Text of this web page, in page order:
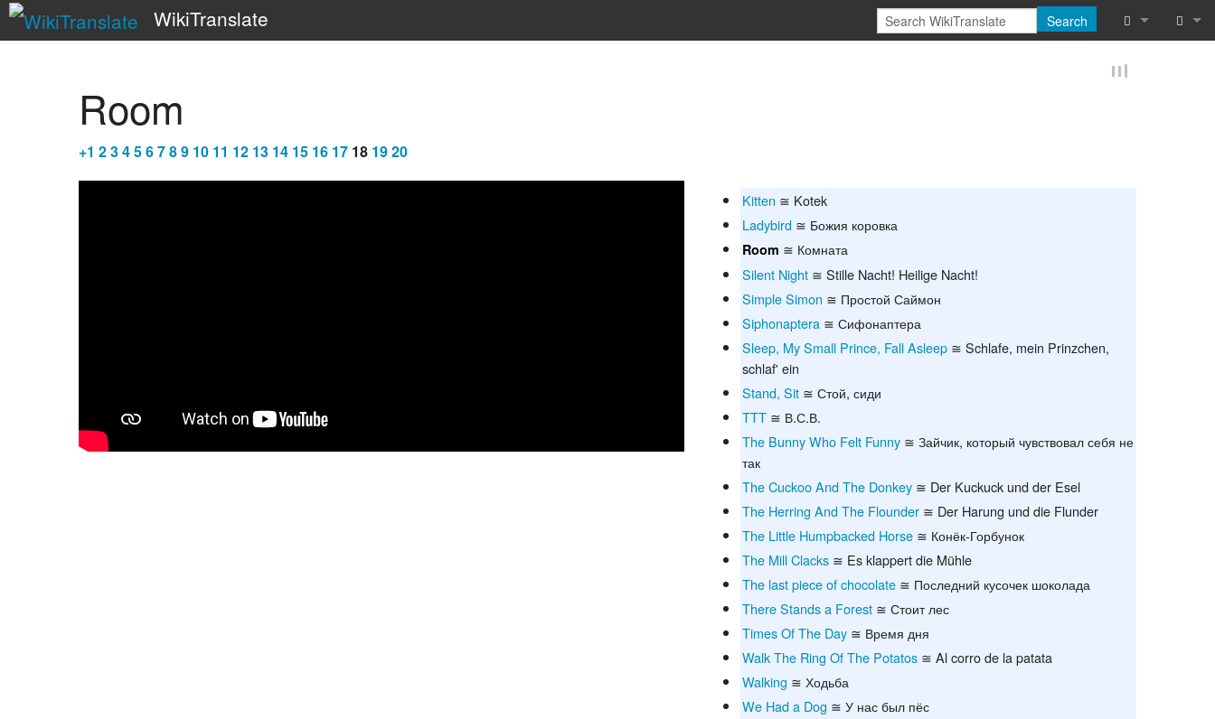
WikiTranslate Search
Room
+1 23456789 10 11 12 13 14 15 16 17 18 1920
Kitten ≅ Kotek
Ladybird ≅ Божия коровка
Room ≅ Комната
Silent Night ≅ Stille Nacht! Heilige Nacht!
Simple Simon ≅ Простой Саймон
Siphonaptera ≅ Сифонаптера
Sleep, My Small Prince, Fall Asleep ≅ Schlafe, mein Prinzchen,
schlaf' ein
Stand, Sit ≅ Стой, сиди
TTT ≅ В.С.В.
The Bunny Who Felt Funny ≅ Зайчик, который чувствовал себя не
так
The Cuckoo And The Donkey ≅ Der Kuckuck und der Esel
The Herring And The Flounder ≅ Der Harung und die Flunder
The Little Humpbacked Horse ≅ Конёк-Горбунок
The Mill Clacks ≅ Es klappert die Mühle
The last piece of chocolate ≅ Последний кусочек шоколада
There Stands a Forest ≅ Стоит лес
Times Of The Day ≅ Время дня
Walk The Ring Of The Potatos ≅ Al corro de la patata
Walking ≅ Ходьба
We Had a Dog ≅ У нас был пёс